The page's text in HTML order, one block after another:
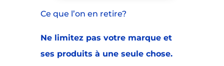
Ce que l’on en retire?
Ne limitez pas votre marque et
ses produits à une seule chose.